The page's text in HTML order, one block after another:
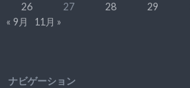
26
27 28 29
« 9月
11月 »
ナビゲーション